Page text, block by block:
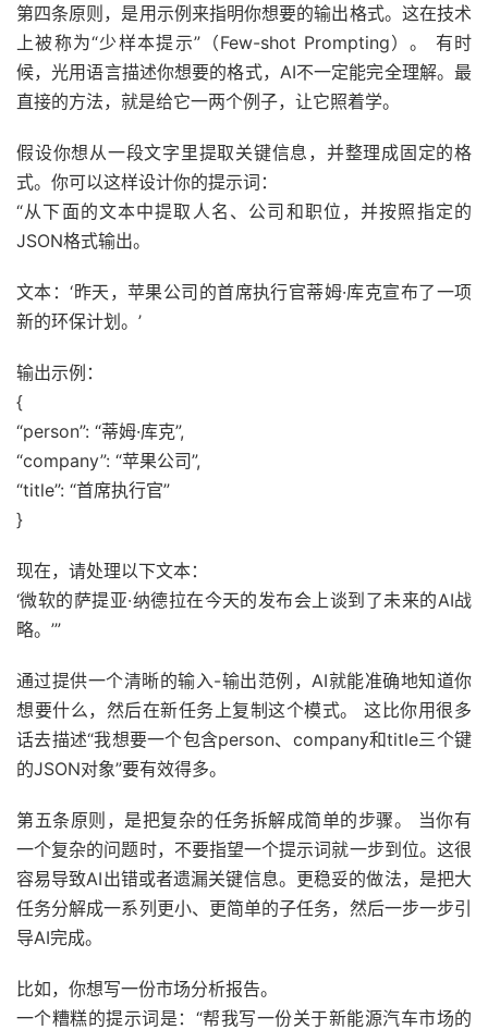
第四条原则，是用示例来指明你想要的输出格式。这在技术
上被称为“少样本提示”（Few-shot Prompting）。 有时
候，光用语言描述你想要的格式，AI不一定能完全理解。最
直接的方法，就是给它一两个例子，让它照着学。
假设你想从一段文字里提取关键信息，并整理成固定的格
式。你可以这样设计你的提示词：
“从下面的文本中提取人名、公司和职位，并按照指定的
JSON格式输出。
文本：‘昨天，苹果公司的首席执行官蒂姆·库克宣布了一项
新的环保计划。’
输出示例：
{
“person”: “蒂姆·库克”,
“company”: “苹果公司”,
“title”: “首席执行官”
}
现在，请处理以下文本：
‘微软的萨提亚·纳德拉在今天的发布会上谈到了未来的AI战
略。’”
通过提供一个清晰的输入-输出范例，AI就能准确地知道你
想要什么，然后在新任务上复制这个模式。 这比你用很多
话去描述“我想要一个包含person、company和title三个键
的JSON对象”要有效得多。
第五条原则，是把复杂的任务拆解成简单的步骤。 当你有
一个复杂的问题时，不要指望一个提示词就一步到位。这很
容易导致AI出错或者遗漏关键信息。更稳妥的做法，是把大
任务分解成一系列更小、更简单的子任务，然后一步一步引
导AI完成。
比如，你想写一份市场分析报告。
一个糟糕的提示词是：“帮我写一份关于新能源汽车市场的